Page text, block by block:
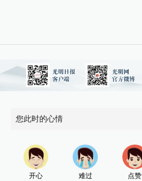
您此时的心情
开心 难过 点赞